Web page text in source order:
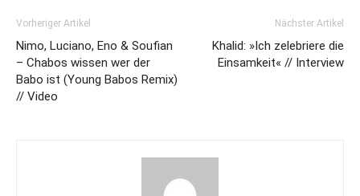
Vorheriger Artikel
Nimo, Luciano, Eno & Soufian
– Chabos wissen wer der
Babo ist (Young Babos Remix)
// Video
Nächster Artikel
Khalid: »Ich zelebriere die
Einsamkeit« // Interview